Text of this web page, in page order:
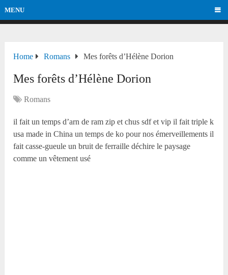
MENU
Home Romans Mes forêts d’Hélène Dorion
Mes forêts d’Hélène Dorion
Romans
il fait un temps d’arn de ram zip et chus sdf et vip il fait triple k
usa made in China un temps de ko pour nos émerveillements il
fait casse-gueule un bruit de ferraille déchire le paysage
comme un vêtement usé